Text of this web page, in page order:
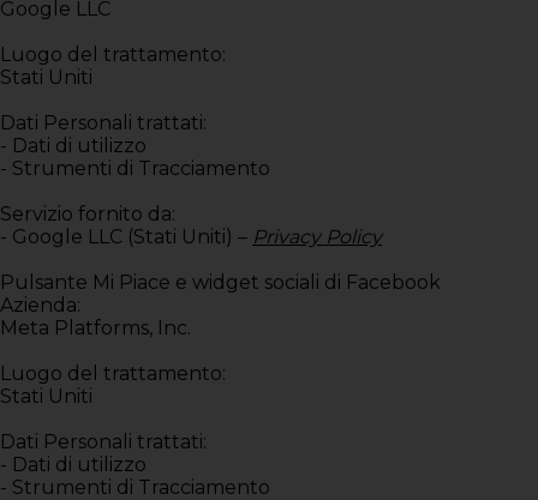
Google LLC
Luogo del trattamento:
Stati Uniti
Dati Personali trattati:
- Dati di utilizzo
- Strumenti di Tracciamento
Servizio fornito da:
- Google LLC (Stati Uniti) – Privacy Policy
Pulsante Mi Piace e widget sociali di Facebook
Azienda:
Meta Platforms, Inc.
Luogo del trattamento:
Stati Uniti
Dati Personali trattati:
- Dati di utilizzo
- Strumenti di Tracciamento